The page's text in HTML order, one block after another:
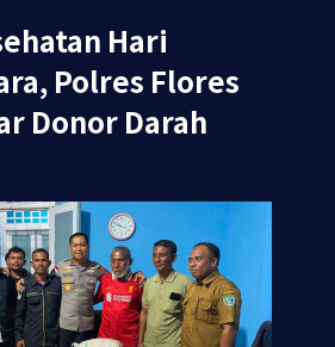
Hari
Polres Flores
Donor Darah